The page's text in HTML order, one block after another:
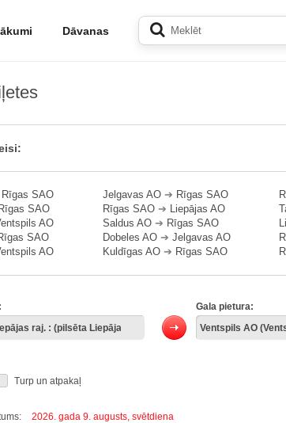
Dāvanas
Rīgas SAO
Rīgas SAO
AO
SAO
AO
Jelgavas AO ➔ Rīgas SAO
Rīgas SAO ➔ Liepājas AO
Saldus AO ➔ Rīgas SAO
Dobeles AO ➔Jelgavas AO
Kuldīgas AO ➔ Rīgas SAO
Gala pietura:
Turp un atpakaļ
2026. gada 9. augusts, svētdiena